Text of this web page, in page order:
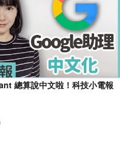
總算說中文啦！科技小電報